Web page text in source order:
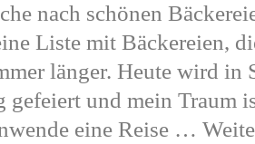
nach schönen
Liste mit Bäckereien,
länger. Heute wird in
gefeiert und mein Traum
eine Reise …